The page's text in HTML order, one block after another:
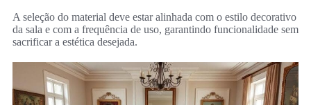
A seleção do material deve estar alinhada com o estilo decorativo
da sala e com a frequência de uso, garantindo funcionalidade sem
sacrificar a estética desejada.